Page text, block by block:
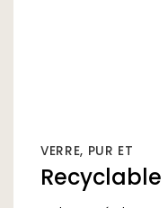
VERRE, PUR ET
Recyclable